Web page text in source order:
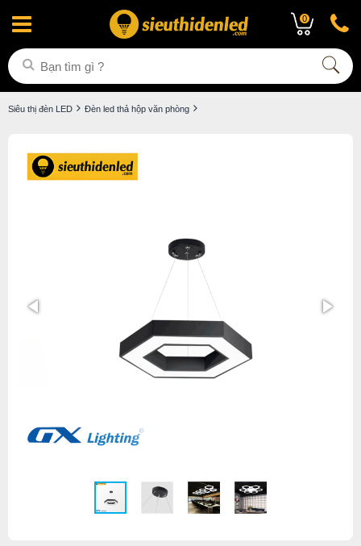
0
Siêu thị đèn LED Đèn led thả hộp văn phòng